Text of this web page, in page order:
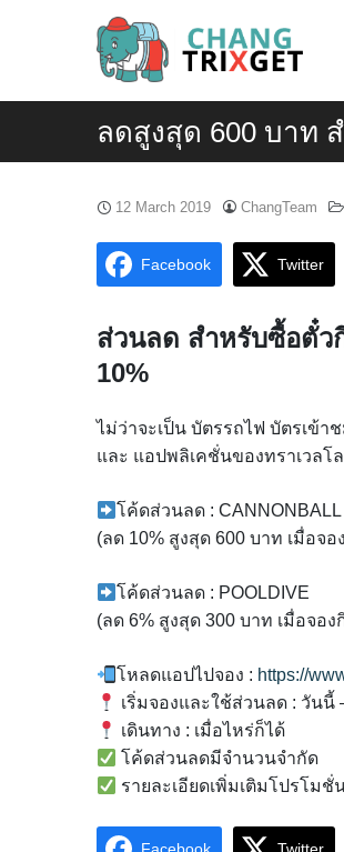
ลดสูงสุด 600 บาท
12 March 2019 ChangTeam
Facebook Twitter
ส่วนลด สำหรับซื้อตั๋ว
10%
ไม่ว่าจะเป็น บัตรรถไฟ บัตรเข้า
และ แอปพลิเคชั่นของทราเวลโ
โค้ดส่วนลด : CANNONBALL
(ลด 10% สูงสุด 600 บาท เมื่อจ
โค้ดส่วนลด : POOLDIVE
(ลด 6% สูงสุด 300 บาท เมื่อจอ
โหลดแอปไปจอง : https://
เริ่มจองและใช้ส่วนลด : วันนี้
เดินทาง : เมื่อไหร่ก็ได้
โค้ดส่วนลดมีจำนวนจำกัด
รายละเอียดเพิ่มเติมโปรโมชั่